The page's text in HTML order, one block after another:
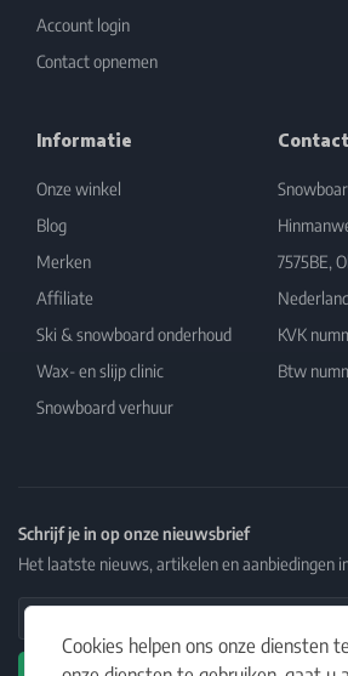
Cookies helpen ons onze diensten
Account login
Contact opnemen
Informatie
Onze winkel
Blog
Merken
Affiliate
Ski & snowboard onderhoud
Wax- en slijp clinic
Snowboard verhuur
7575BE,
KVK
Btw
Schrijf je in op onze nieuwsbrief
Het laatste nieuws, artikelen en aanbiedingen
Email Address